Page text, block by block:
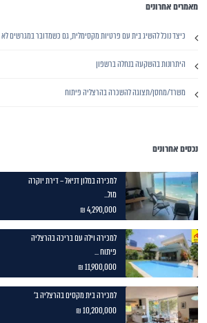
מאמרים אחרונים
כיצד נוכל להשיג בית עם פרטיות מקסימלית, גם כשמדובר במגרשים לא
היתרונות בהשקעה בנחלה ברשפון
משרד/מחסן/תצוגה להשכרה בהרצליה פיתוח
נכסים אחרונים
למכירה במלון דניאל – דירת יוקרה
מול...
4,290,000 ₪
למכירה וילה עם בריכה בהרצליה
פיתוח ...
11,900,000 ₪
למכירה בית מקסים בהרצליה ב'
10,200,000 ₪